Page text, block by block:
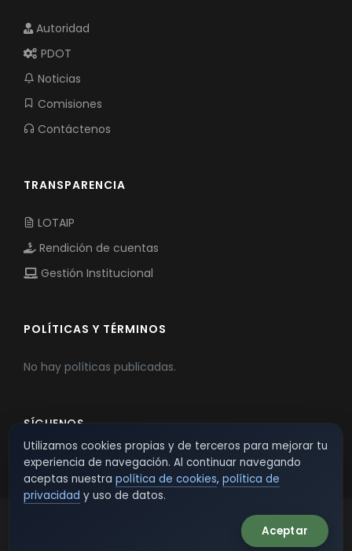
Autoridad
PDOT
Noticias
Comisiones
Contáctenos
TRANSPARENCIA
LOTAIP
Rendición de cuentas
Gestión Institucional
POLÍTICAS Y TÉRMINOS
No hay políticas publicadas.
SÍGUENOS
© 2026 TSW - TecnoServiWeb. All Rights Reserved.
Utilizamos cookies propias y de terceros para mejorar tu
experiencia de navegación. Al continuar navegando
aceptas nuestra política de cookies, política de
privacidad y uso de datos.
Aceptar